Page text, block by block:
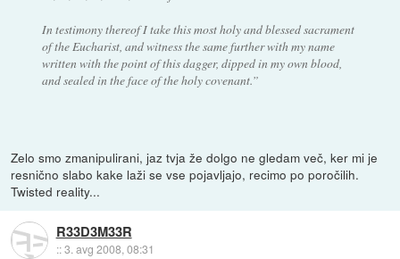
In testimony thereof I take this most holy and blessed sacrament
of the Eucharist, and witness the same further with my name
written with the point of this dagger, dipped in my own blood,
and sealed in the face of the holy covenant.”
Zelo smo zmanipulirani, jaz tvja že dolgo ne gledam več, ker mi je
resnično slabo kake laži se vse pojavljajo, recimo po poročilih.
Twisted reality...
R33D3M33R
::3. avg 2008, 08:31